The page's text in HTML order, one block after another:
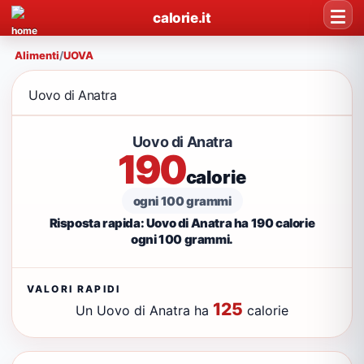
calorie.it
Alimenti/UOVA
Uovo di Anatra
Uovo di Anatra
190calorie
ogni 100 grammi
Risposta rapida: Uovo di Anatra ha 190 calorie
ogni 100 grammi.
VALORI RAPIDI
Un Uovo di Anatra ha 125 calorie